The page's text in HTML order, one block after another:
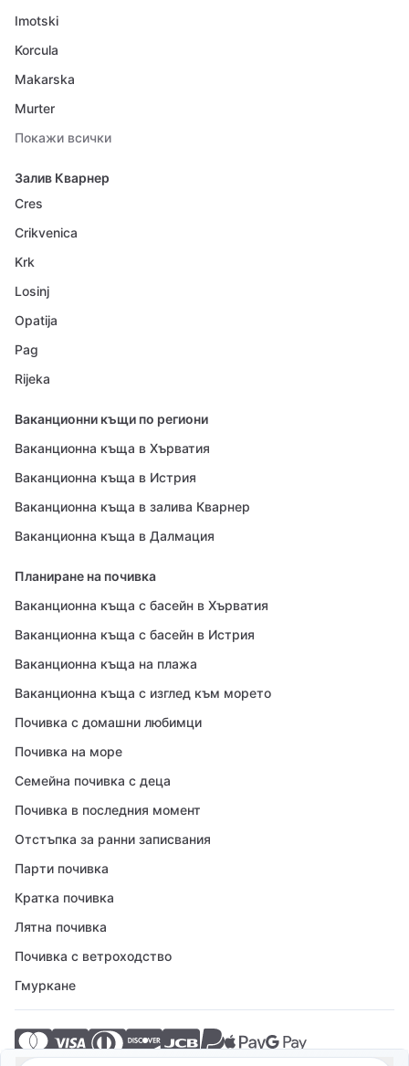
Imotski
Korcula
Makarska
Murter
Покажи всички
Залив Кварнер
Cres
Crikvenica
Krk
Losinj
Opatija
Pag
Rijeka
Ваканционни къщи по региони
Ваканционна къща в Хърватия
Ваканционна къща в Истрия
Ваканционна къща в залива Кварнер
Ваканционна къща в Далмация
Планиране на почивка
Ваканционна къща с басейн в Хърватия
Ваканционна къща с басейн в Истрия
Ваканционна къща на плажа
Ваканционна къща с изглед към морето
Почивка с домашни любимци
Почивка на море
Семейна почивка с деца
Почивка в последния момент
Отстъпка за ранни записвания
Парти почивка
Кратка почивка
Лятна почивка
Почивка с ветроходство
Гмуркане